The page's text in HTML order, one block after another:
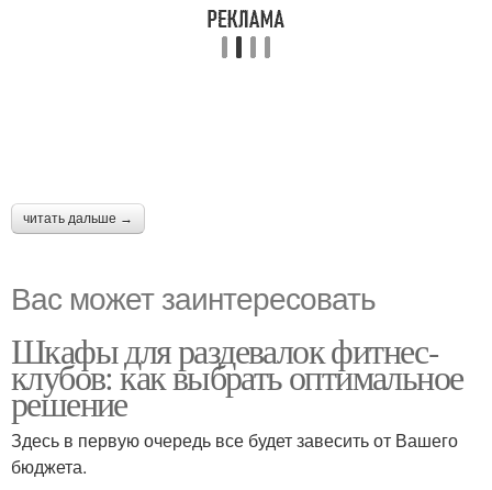
читать дальше →
Вас может заинтересовать
Шкафы для раздевалок фитнес-
клубов: как выбрать оптимальное
решение
Здесь в первую очередь все будет завесить от Вашего
бюджета.